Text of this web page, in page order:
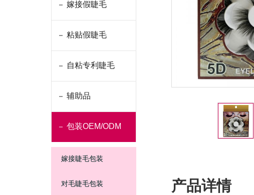
嫁接假睫毛
粘贴假睫毛
自粘专利睫毛
辅助品
包装OEM/ODM
嫁接睫毛包装
对毛睫毛包装 产品详情